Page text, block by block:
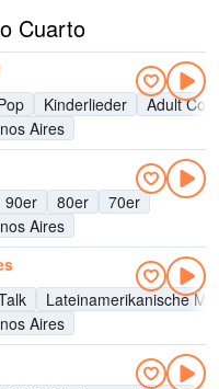
Cuarto
Kinderlieder
Adult
Aires
90er 80er
70er
Aires
Lateinamerikanische
Aires